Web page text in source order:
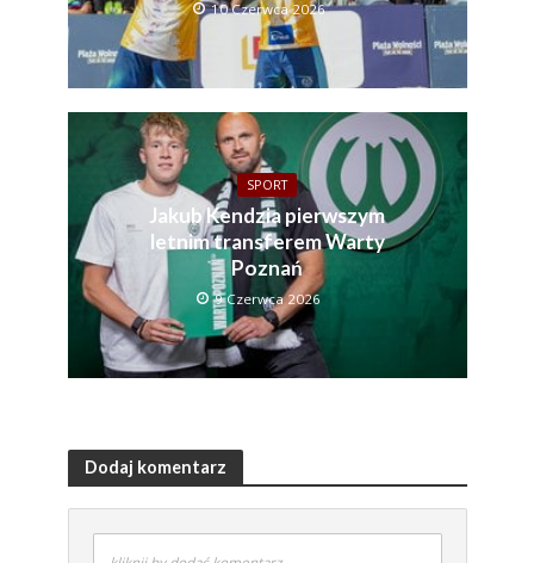
10 Czerwca 2026
SPORT
Jakub Kendzia pierwszym
letnim transferem Warty
Poznań
9 Czerwca 2026
Dodaj komentarz